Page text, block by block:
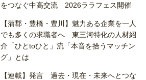
をつなぐ中高交流 2026ララフェス開催
【蒲郡・豊橋・豊川】魅力ある企業を一人
でも多くの求職者へ 東三河特化の人材紹
介「ひとtoひと」流「本音を拾うマッチン
グ」とは
【連載】発言 過去・現在・未来へとつな